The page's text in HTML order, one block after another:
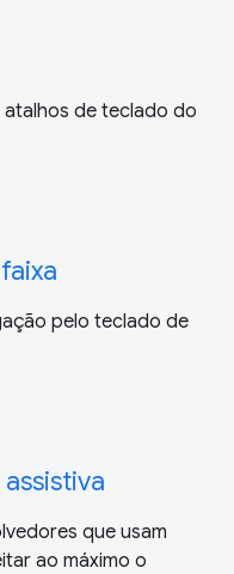
de teclado do
pelo teclado de
que usam
ao máximo o